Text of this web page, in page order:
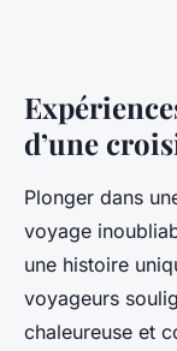
d’une
Plonger dans
voyage
une histoire
voyageurs
chaleureuse et